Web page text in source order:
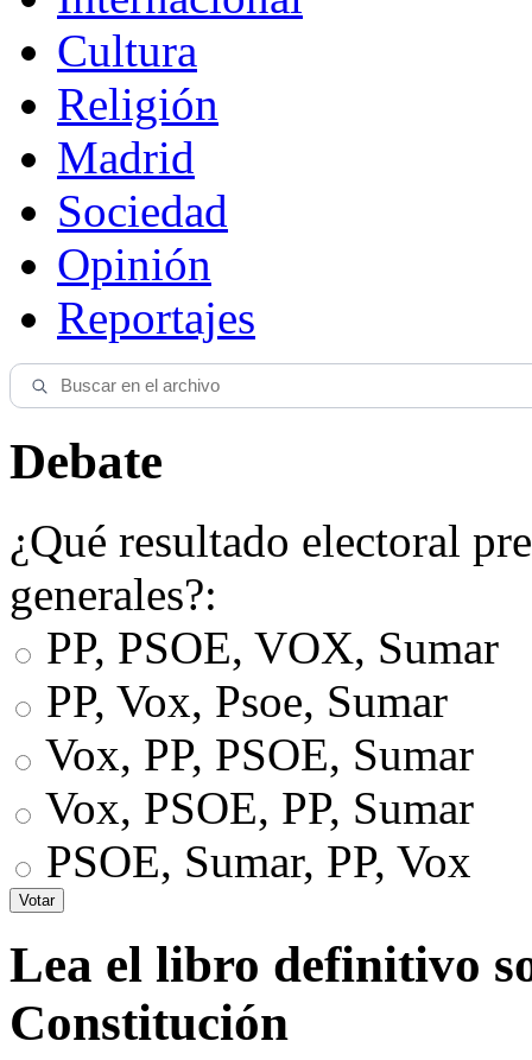
Cultura
Religión
Madrid
Sociedad
Opinión
Reportajes
Debate
¿Qué resultado electoral
generales?:
PP, PSOE, VOX, Sumar
PP, Vox, Psoe, Sumar
Vox, PP, PSOE, Sumar
Vox, PSOE, PP, Sumar
PSOE, Sumar, PP, Vox
Lea el libro definitivo
Constitución